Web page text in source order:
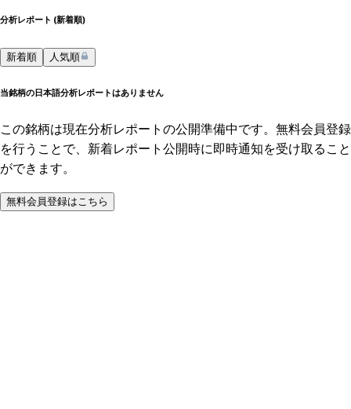
分析レポート (新着順)
新着順 人気順
当銘柄の日本語分析レポートはありません
この銘柄は現在分析レポートの公開準備中です。無料会員登録
を行うことで、新着レポート公開時に即時通知を受け取ること
ができます。
無料会員登録はこちら